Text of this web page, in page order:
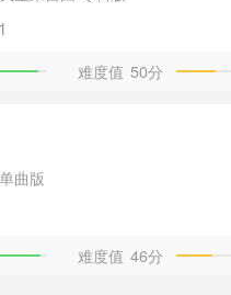
难度值 50分
单曲版
难度值 46分